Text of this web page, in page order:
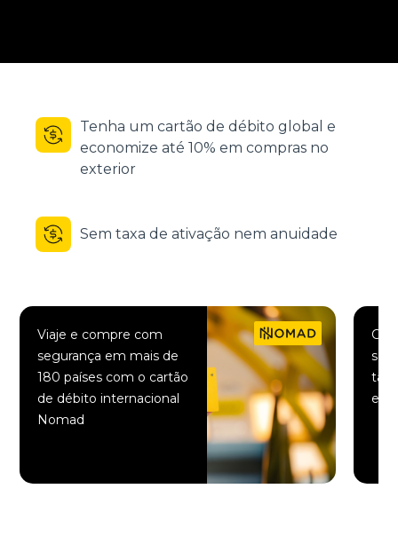
Tenha um cartão de débito global e
economize até 10% em compras no
exterior
Sem taxa de ativação nem anuidade
Viaje e compre com
segurança em mais de
180 países com o cartão
de débito internacional
Nomad